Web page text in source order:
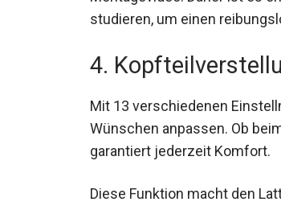
studieren, um einen
4.
Mit 13 verschiedenen
Wünschen anpassen. Ob
garantiert jederzeit Komfort.
Diese Funktion macht den